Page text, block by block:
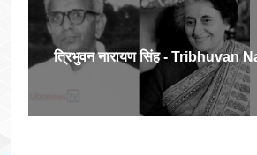
त्रिभुवन नारायण सिंह - Tribhuvan